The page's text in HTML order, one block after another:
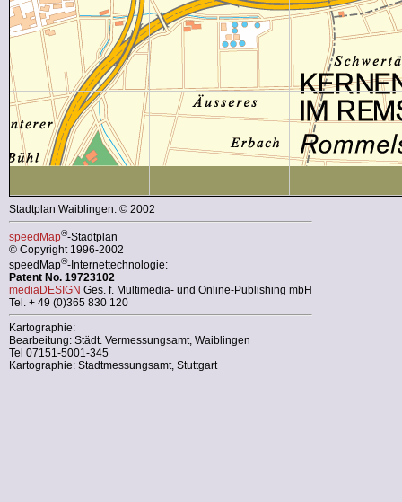
Stadtplan Waiblingen: © 2002
speedMap®-Stadtplan
© Copyright 1996-2002
speedMap®-Internettechnologie:
Patent No. 19723102
mediaDESIGN Ges. f. Multimedia- und Online-Publishing mbH
Tel. + 49 (0)365 830 120
Kartographie:
Bearbeitung: Städt. Vermessungsamt, Waiblingen
Tel 07151-5001-345
Kartographie: Stadtmessungsamt, Stuttgart